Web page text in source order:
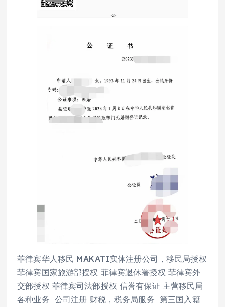
菲律宾华人移民 MAKATI实体注册公司，移民局授权
菲律宾国家旅游部授权 菲律宾退休署授权 菲律宾外
交部授权 菲律宾司法部授权 信誉有保证 主营移民局
各种业务 公司注册 财税，税务局服务 第三国入籍